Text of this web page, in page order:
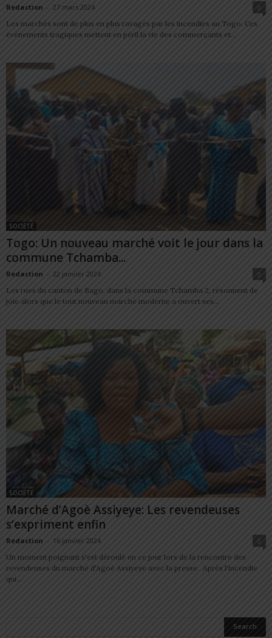
Redaction - 27 mars 2024
0
Les marchés sont de plus en plus ravagés par les incendies au Togo. Ces
événements tragiques mettent en péril la vie des commerçants et...
SOCIÉTÉ
Togo: Un nouveau marché voit le jour dans la
commune Tchamba...
Redaction - 22 janvier 2024
0
Les rues du canton de Bago, dans la commune Tchamba 2, résonnent de
joie alors que le tout nouveau marché moderne a ouvert ses...
SOCIÉTÉ
Marché d’Agoè Assiyeye: Les revendeuses
s’expriment enfin
Redaction - 16 janvier 2024
0
Un moment poignant s'est déroulé en ce jour lors de la rencontre des
revendeuses du marché d'Agoè Assiyeye avec la presse. Après l'incendie
qui...